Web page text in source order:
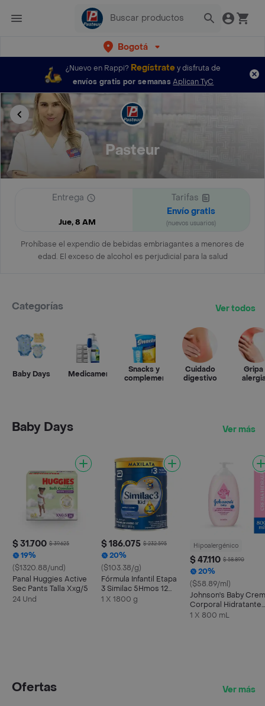
Bogotá
¿Nuevo en Rappi? Regístratey disfruta de
envíos gratis por semanas Aplican TyC
Pasteur
Entrega
Jue, 8 AM
Tarifas
Envío gratis
(nuevos usuarios)
Prohíbase el expendio de bebidas embriagantes a menores de
edad. El exceso de alcohol es perjudicial para la salud
Categorías Ver todos
Baby Days Medicamentos
Snacks y
complementos
Cuidado
digestivo
Gripa
Baby Days Ver más
$ 31.700 $ 39.625
19%
($1320.88/und)
Panal Huggies Active
Sec Pants Talla Xxg/5
24 Und
$ 186.075 $ 232.595
20%
($103.38/g)
Fórmula Infantil Etapa
3 Similac 5Hmos 12
Meses en Adelante
1 X 1800 g
Hipoalergénico
$ 47.110 $ 58.890
20%
($58.89/ml)
Johnson's Baby
Corporal Hidratante
Original
1 X 800 mL
Ofertas Ver más